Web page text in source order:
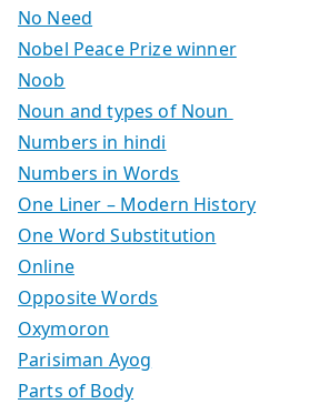
No Need
Nobel Peace Prize winner
Noob
Noun and types of Noun
Numbers in hindi
Numbers in Words
One Liner – Modern History
One Word Substitution
Online
Opposite Words
Oxymoron
Parisiman Ayog
Parts of Body